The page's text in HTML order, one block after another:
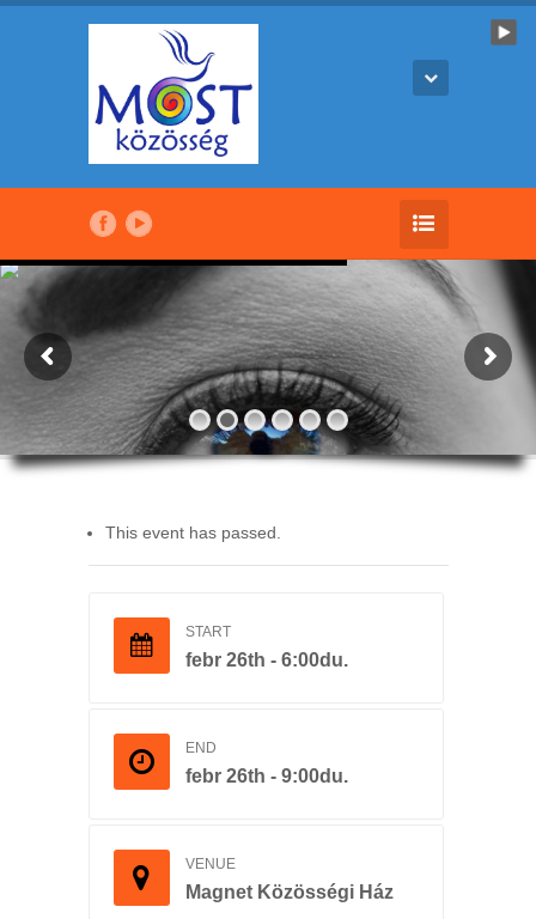
This event has passed.
START
febr 26th - 6:00du.
END
febr 26th - 9:00du.
VENUE
Magnet Közösségi Ház